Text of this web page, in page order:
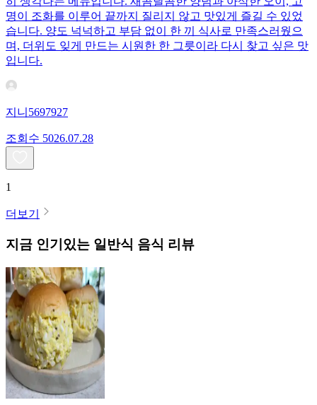
명이 조화를 이루어 끝까지 질리지 않고 맛있게 즐길 수 있었
습니다. 양도 넉넉하고 부담 없이 한 끼 식사로 만족스러웠으
며, 더위도 잊게 만드는 시원한 한 그릇이라 다시 찾고 싶은 맛
입니다.
지니5697927
조회수 5026.07.28
1
더보기
지금 인기있는 일반식 음식 리뷰